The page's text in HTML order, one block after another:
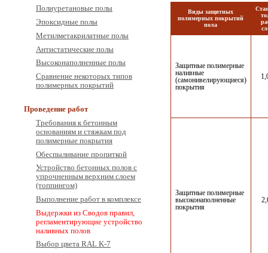
Полиуретановые полы
Эпоксидные полы
Метилметакрилатные полы
Антистатические полы
Высоконаполненные полы
Сравнение некоторых типов
полимерных покрытий
Проведение работ
Требования к бетонным
основаниям и стяжкам под
полимерные покрытия
Обеспыливание пропиткой
Устройство бетонных полов с
упрочненным верхним слоем
(топпингом)
Выполнение работ в комплексе
Выдержки из Сводов правил,
регламентирующие устройство
наливных полов
Выбор цвета RAL K-7
Виды защитных
полимерных покрытий
пола
Защитные полимерные
наливные
(самонивелирующиеся)
покрытия
Защитные полимерные
высоконаполненные
покрытия